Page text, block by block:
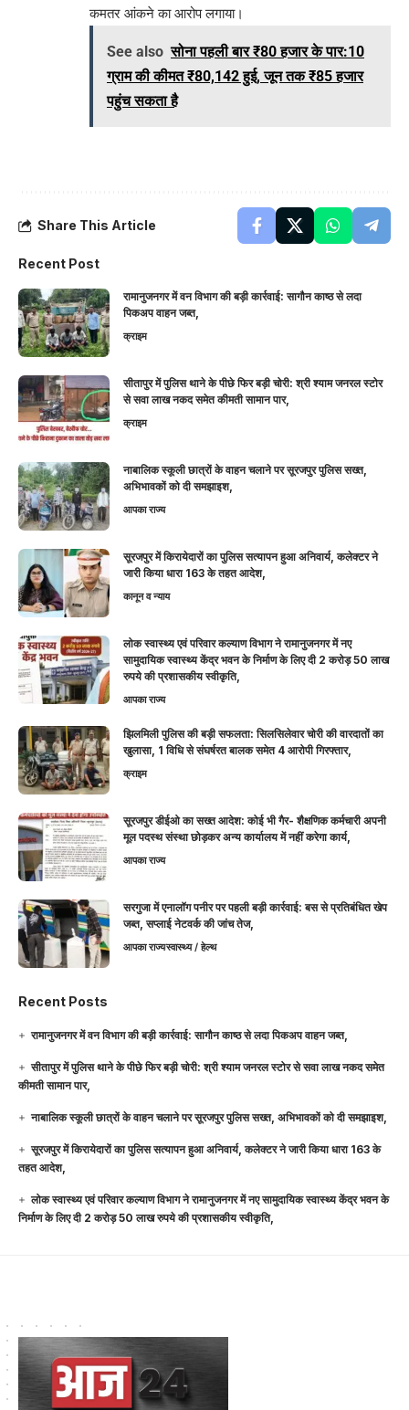
कमतर आंकने का आरोप लगाया।
See also सोना पहली बार ₹80 हजार के पार:10
ग्राम की कीमत ₹80,142 हुई, जून तक ₹85 हजार
पहुंच सकता है
Share This Article
Recent Post
रामानुजनगर में वन विभाग की बड़ी कार्रवाई: सागौन काष्ठ से लदा
पिकअप वाहन जब्त,
क्राइम
सीतापुर में पुलिस थाने के पीछे फिर बड़ी चोरी: श्री श्याम जनरल स्टोर
से सवा लाख नकद समेत कीमती सामान पार,
क्राइम
नाबालिक स्कूली छात्रों के वाहन चलाने पर सूरजपुर पुलिस सख्त,
अभिभावकों को दी समझाइश,
आपका राज्य
सूरजपुर में किरायेदारों का पुलिस सत्यापन हुआ अनिवार्य, कलेक्टर ने
जारी किया धारा 163 के तहत आदेश,
कानून व न्याय
लोक स्वास्थ्य एवं परिवार कल्याण विभाग ने रामानुजनगर में नए
सामुदायिक स्वास्थ्य केंद्र भवन के निर्माण के लिए दी 2 करोड़ 50 लाख
रुपये की प्रशासकीय स्वीकृति,
आपका राज्य
झिलमिली पुलिस की बड़ी सफलता: सिलसिलेवार चोरी की वारदातों का
खुलासा, 1 विधि से संघर्षरत बालक समेत 4 आरोपी गिरफ्तार,
क्राइम
सूरजपुर डीईओ का सख्त आदेश: कोई भी गैर- शैक्षणिक कर्मचारी अपनी
मूल पदस्थ संस्था छोड़कर अन्य कार्यालय में नहीं करेगा कार्य,
आपका राज्य
सरगुजा में एनालॉग पनीर पर पहली बड़ी कार्रवाई: बस से प्रतिबंधित खेप
जब्त, सप्लाई नेटवर्क की जांच तेज,
आपका राज्यस्वास्थ्य / हेल्थ
Recent Posts
रामानुजनगर में वन विभाग की बड़ी कार्रवाई: सागौन काष्ठ से लदा पिकअप वाहन जब्त,
सीतापुर में पुलिस थाने के पीछे फिर बड़ी चोरी: श्री श्याम जनरल स्टोर से सवा लाख नकद समेत
कीमती सामान पार,
नाबालिक स्कूली छात्रों के वाहन चलाने पर सूरजपुर पुलिस सख्त, अभिभावकों को दी समझाइश,
सूरजपुर में किरायेदारों का पुलिस सत्यापन हुआ अनिवार्य, कलेक्टर ने जारी किया धारा 163 के
तहत आदेश,
लोक स्वास्थ्य एवं परिवार कल्याण विभाग ने रामानुजनगर में नए सामुदायिक स्वास्थ्य केंद्र भवन के
निर्माण के लिए दी 2 करोड़ 50 लाख रुपये की प्रशासकीय स्वीकृति,